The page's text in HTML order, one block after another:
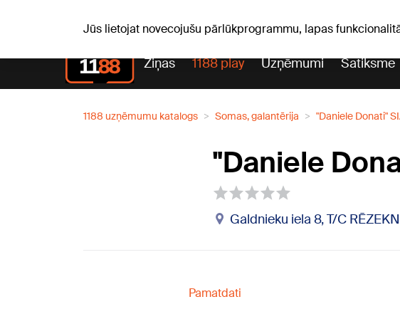
Jūs lietojat novecojušu pārlūkprogrammu, lapas
Ziņas 1188 play Uzņēmumi Satiksme
1188 uzņēmumu katalogs Somas, galantērija "Daniele Donati"
"Daniele
Galdnieku iela 8, T/C
Pamatdati